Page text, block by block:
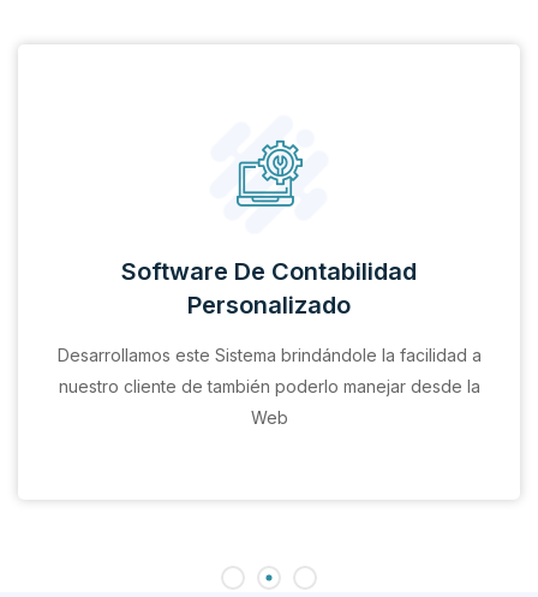
Software De Contabilidad
Personalizado
Desarrollamos este Sistema brindándole la facilidad a
nuestro cliente de también poderlo manejar desde la
Web